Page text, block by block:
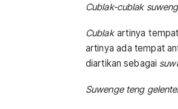
Cublak-cublak
Cublakartinya
artinya ada tempat
diartikan sebagai
Suwenge teng